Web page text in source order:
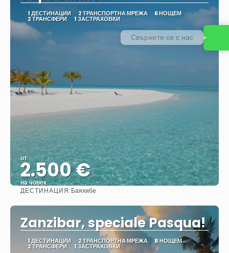
1 ДЕСТИНАЦИИ 2 ТРАНСПОРТНА МРЕЖА 6 НОЩЕМ
2 ТРАНСФЕРИ 1 ЗАСТРАХОВКИ
от
2.500 €
на човек
ДЕСТИНАЦИЯ:Баяхибе
Zanzibar, speciale Pasqua!
1 ДЕСТИНАЦИИ 2 ТРАНСПОРТНА МРЕЖА 8 НОЩЕМ
2 ТРАНСФЕРИ 1 ЗАСТРАХОВКИ
Свържете се с нас